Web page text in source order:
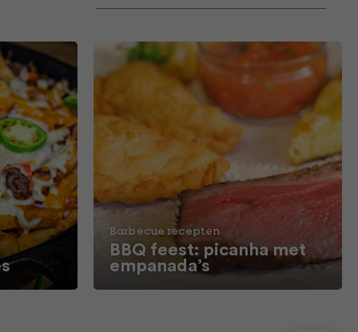
Barbecue recepten
BBQ feest: picanha met
empanada’s